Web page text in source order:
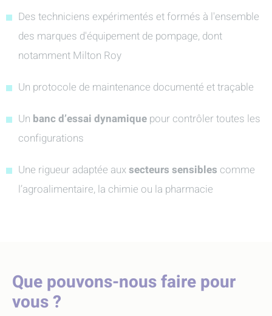
Des techniciens expérimentés et formés à l'ensemble
des marques d'équipement de pompage, dont
notamment Milton Roy
Un protocole de maintenance documenté et traçable
Un banc d’essai dynamique pour contrôler toutes les
configurations
Une rigueur adaptée auxsecteurs sensibles comme
l’agroalimentaire, la chimie ou la pharmacie
Que pouvons-nous faire pour
vous ?